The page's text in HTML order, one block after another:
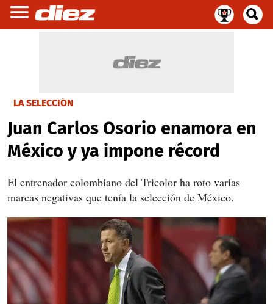
LA SELECCIÓN
Juan Carlos Osorio enamora en
México y ya impone récord
El entrenador colombiano del Tricolor ha roto varias
marcas negativas que tenía la selección de México.